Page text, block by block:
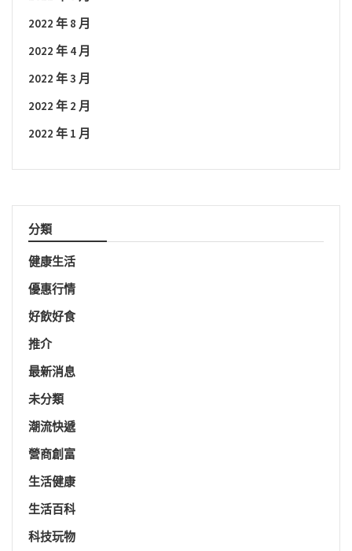
2022 年 8 月
2022 年 4 月
2022 年 3 月
2022 年 2 月
2022 年 1 月
分類
健康生活
優惠行情
好飲好食
推介
最新消息
未分類
潮流快遞
營商創富
生活健康
生活百科
科技玩物